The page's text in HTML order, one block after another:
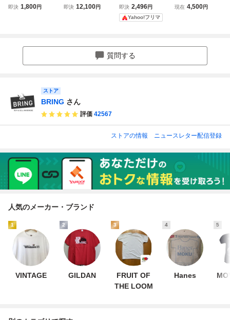
ヴィス スコット A
即決 1,800円
STRO WORLD TO
ルド ツアー プリ
ント 半袖 Tシャツ
即決 12,100円
OWORLD Tシャツ
ブラック 黒 トラ
ヴィススコット M
即決 2,496円
Yahoo!フリマ
テージ加工 Tシャ
現在 4,500円
質問する
ストア
BRING さん
評価 42567
ストアの情報 ニュースレター配信登録
人気のメーカー・ブランド
1
VINTAGE
2
GILDAN
3
FRUIT OF
THE LOOM
4
Hanes
5